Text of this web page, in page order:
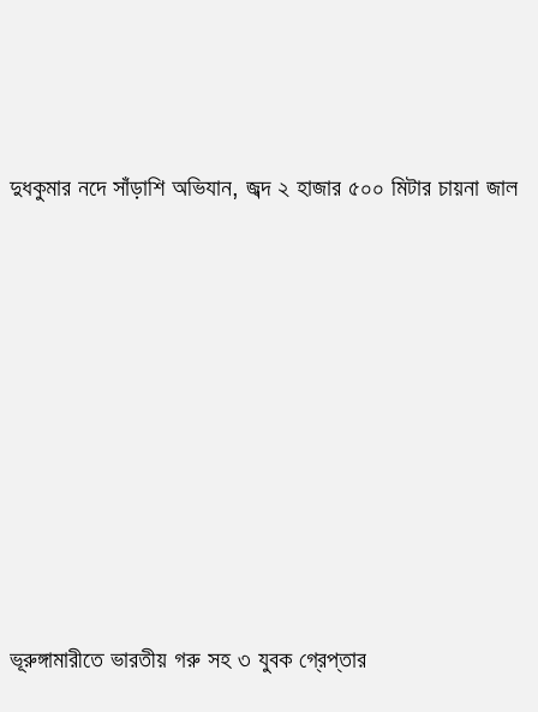
দুধকুমার নদে সাঁড়াশি অভিযান, জব্দ ২ হাজার ৫০০ মিটার চায়না জাল
ভূরুঙ্গামারীতে ভারতীয় গরু সহ ৩ যুবক গ্রেপ্তার